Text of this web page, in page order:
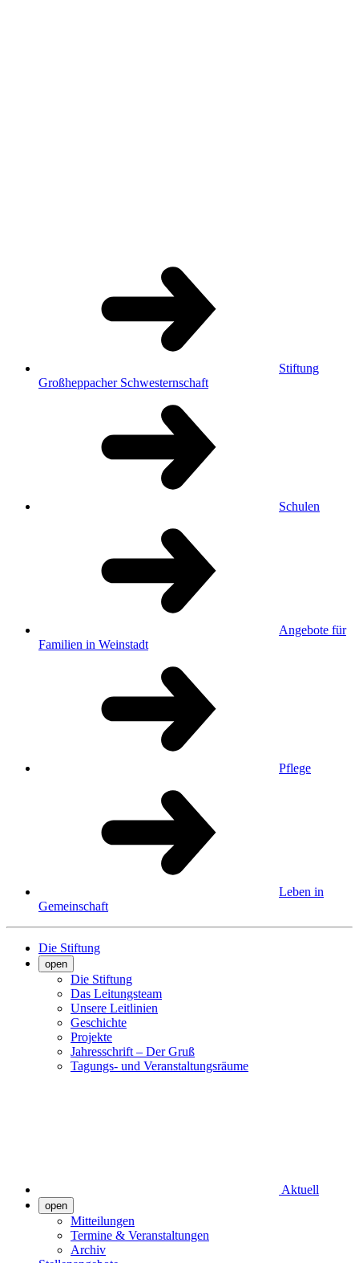
Stiftung
Großheppacher Schwesternschaft
Schulen
Angebote für
Familien in Weinstadt
Pflege
Leben in
Gemeinschaft
Die Stiftung
open
Die Stiftung
Das Leitungsteam
Unsere Leitlinien
Geschichte
Projekte
Jahresschrift – Der Gruß
Tagungs- und Veranstaltungsräume
Aktuell
open
Mitteilungen
Termine & Veranstaltungen
Archiv